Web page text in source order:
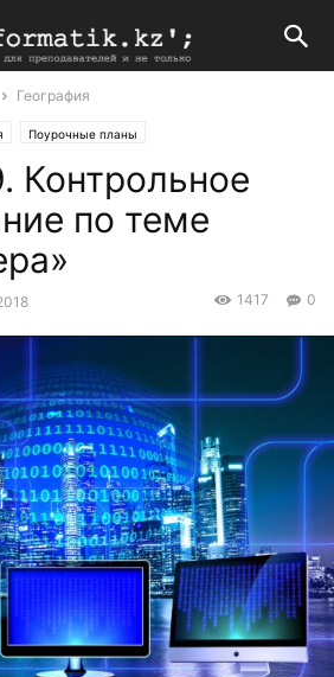
География
Поурочные планы
6 класс Учебник Дронов В.П.`землеведение`
Контрольное
по теме
0
1417